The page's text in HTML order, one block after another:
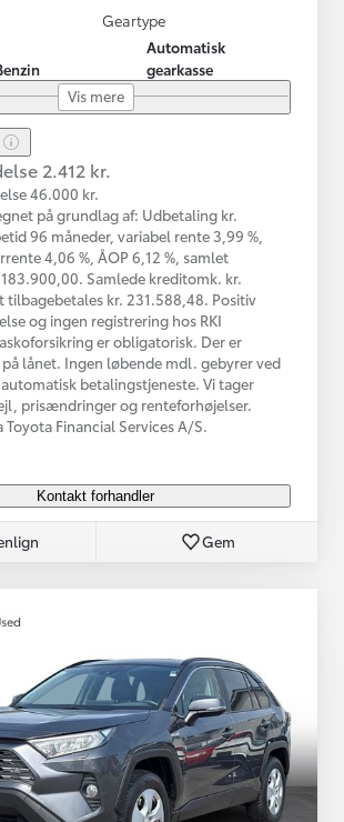
Geartype
Automatisk
gearkasse
Vis mere
2.412 kr.
46.000 kr.
på grundlag af: Udbetaling kr.
96 måneder, variabel rente 3,99 %,
4,06 %, ÅOP 6,12 %, samlet
Samlede kreditomk. kr.
tilbagebetales kr. 231.588,48. Positiv
og ingen registrering hos RKI
er obligatorisk. Der er
lånet. Ingen løbende mdl. gebyrer ved
betalingstjeneste. Vi tager
prisændringer og renteforhøjelser.
Toyota Financial Services A/S.
Kontakt forhandler
Gem